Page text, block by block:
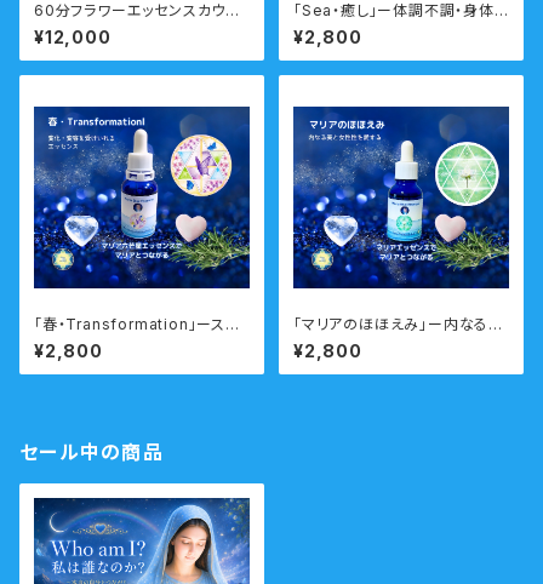
60分フラワーエッセンスカウン
セリング 対面・オンライン フ
ラワーエッセンス付
¥12,000
「Sea・癒し」ー体調不調・身体と
心のバランスを調えるー 瞑想
音声ガイド付き マリアウォータ
ーエッセンス・シングル
¥2,800
「春・Transformation」ースム
ーズに人生の転機や変化のタイ
ミングを乗り越えるー 瞑想音
声ガイド付き ウォーターエッセ
¥2,800
「マリアのほほえみ」ー内なる美
と神秘性を輝かせるー 瞑想音
声ガイド付き マリアウォーター
エッセンス・シングル
¥2,800
セール中の商品